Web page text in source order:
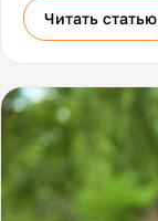
Читать статью